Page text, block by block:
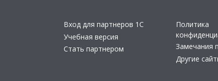
Вход для партнеров 1С
Учебная версия
Стать партнером
Политика
Замечания
Другие